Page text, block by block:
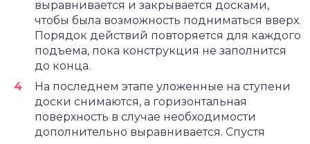
выравнивается и закрывается досками,
чтобы была возможность подниматься вверх.
Порядок действий повторяется для каждого
подъема, пока конструкция не заполнится
до конца.
На последнем этапе уложенные на ступени
доски снимаются, а горизонтальная
поверхность в случае необходимости
дополнительно выравнивается. Спустя